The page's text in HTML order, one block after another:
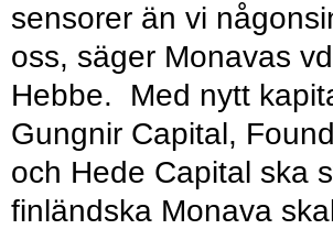
sensorer än vi
oss, säger Monavas
Hebbe. Med nytt
Gungnir Capital,
och Hede Capital ska
finländska Monava